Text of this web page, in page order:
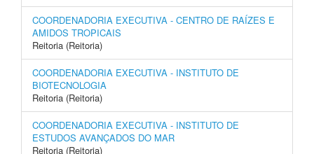
COORDENADORIA EXECUTIVA - CENTRO DE RAÍZES E
AMIDOS TROPICAIS
Reitoria (Reitoria)
COORDENADORIA EXECUTIVA - INSTITUTO DE
BIOTECNOLOGIA
Reitoria (Reitoria)
COORDENADORIA EXECUTIVA - INSTITUTO DE
ESTUDOS AVANÇADOS DO MAR
Reitoria (Reitoria)